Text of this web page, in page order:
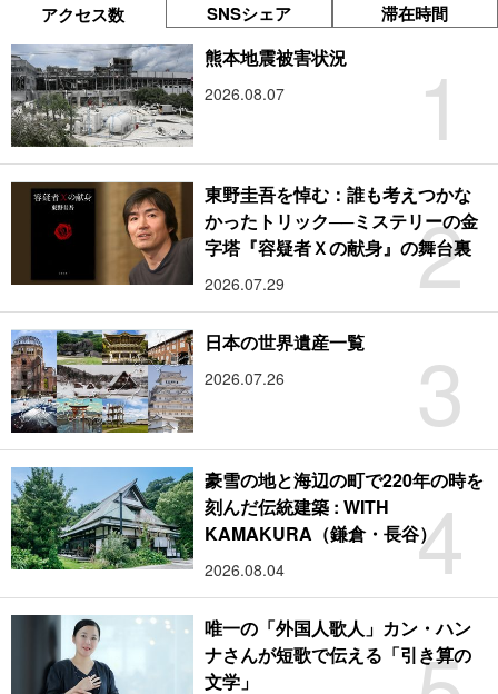
アクセス数 SNSシェア 滞在時間
1
熊本地震被害状況
2026.08.07
2
東野圭吾を悼む：誰も考えつかな
かったトリック──ミステリーの金
字塔『容疑者Ｘの献身』の舞台裏
2026.07.29
3
日本の世界遺産一覧
2026.07.26
4
豪雪の地と海辺の町で220年の時を
刻んだ伝統建築 : WITH
KAMAKURA（鎌倉・長谷）
2026.08.04
唯一の「外国人歌人」カン・ハン
ナさんが短歌で伝える「引き算の
文学」